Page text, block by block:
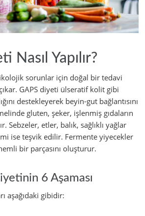
Nasıl Yapılır?
sorunlar için doğal bir tedavi
GAPS diyeti ülseratif kolit gibi
destekleyerek beyin-gut bağlantısını
gluten, şeker, işlenmiş gıdaların
Sebzeler, etler, balık, sağlıklı yağlar
ise teşvik edilir. Fermente yiyecekler
bir parçasını oluşturur.
6 Aşaması
aşağıdaki gibidir: